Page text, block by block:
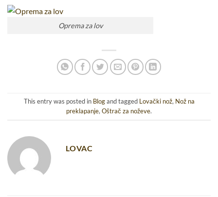
Oprema za lov
This entry was posted in Blogand tagged Lovački nož, Nož na
preklapanje, Oštrač za noževe.
LOVAC